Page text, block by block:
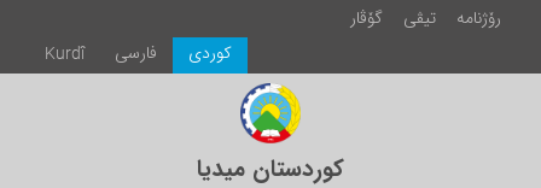
رۆژنامە تیڤی
گۆڤار
Kurdî
فارسی كوردی
کوردستان میدیا